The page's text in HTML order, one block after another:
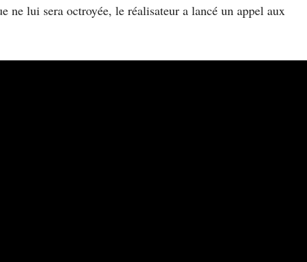
ne lui sera octroyée, le réalisateur a lancé un appel aux